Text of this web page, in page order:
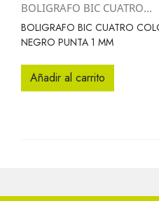
BOLIGRAFO BIC CUATRO...
BOLIGRAFO BIC CUATRO
NEGRO PUNTA 1 MM
Añadir al carrito